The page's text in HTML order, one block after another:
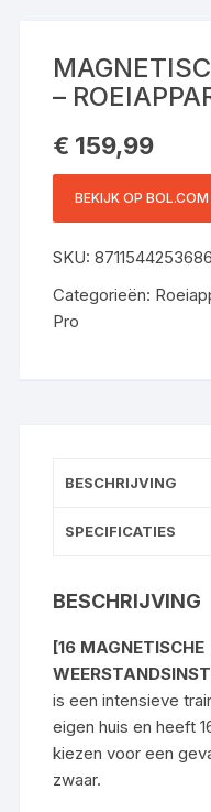
–
DISPLAY EN
MAXIMALE
€ 159,99
BEKIJK OP BOL.COM
SKU:8711544253686
Categorieën:
Pro
BESCHRIJVING
SPECIFICATIES
BESCHRIJVING
[16 MAGNETISCHE
is een intensieve
eigen huis en heeft
kiezen voor een
zwaar.